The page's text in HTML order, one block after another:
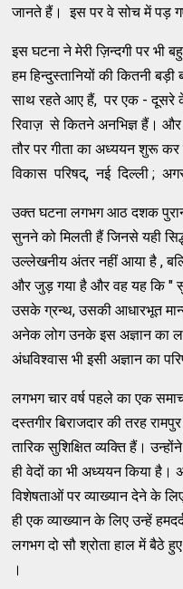
जानते हैं। इस पर वे सोच में पड़
इस घटना ने मेरी ज़िन्दगी पर भी
हम हिन्दुस्तानियों की कितनी
साथ रहते आए हैं, पर एक - दूसरे
रिवाज़ से कितने अनभिज्ञ हैं। और
तौर पर गीता का अध्ययन शुरू
विकास परिषद्, नई दिल्ली ;
उक्त घटना लगभग आठ दशक
सुनने को मिलती हैं जिनसे यही
उल्लेखनीय अंतर नहीं आया है ,
और जुड़ गया है और वह यह कि "
उसके ग्रन्थ, उसकी आधारभूत
अनेक लोग उनके इस अज्ञान का
अंधविश्वास भी इसी अज्ञान का
लगभग चार वर्ष पहले का एक
दस्तगीर बिराजदार की तरह
तारिक सुशिक्षित व्यक्ति हैं।
ही वेदों का भी अध्ययन किया है।
विशेषताओं पर व्याख्यान देने के
ही एक व्याख्यान के लिए उन्हें
लगभग दो सौ श्रोता हाल में बैठे
।